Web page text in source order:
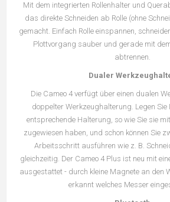
Mit dem integrierten Rollenhalter und
das direkte Schneiden ab Rolle (ohne
gemacht. Einfach Rolle einspannen,
Plottvorgang sauber und gerade mit
abtrennen.
Dualer
Die Cameo 4 verfügt über einen dualen
doppelter Werkzeughalterung. Legen Sie
entsprechende Halterung, so wie Sie sie
zugewiesen haben, und schon können Sie
Arbeitsschritt ausführen wie z. B.
gleichzeitig. Der Cameo 4 Plus ist neu mit
ausgestattet - durch kleine Magnete an den
erkannt welches Messer